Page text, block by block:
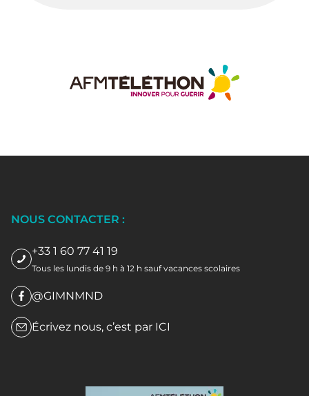
NOUS CONTACTER :
+33 1 60 77 41 19
Tous les lundis de 9 h à 12 h sauf vacances scolaires
@GIMNMND
Écrivez nous, c’est par ICI